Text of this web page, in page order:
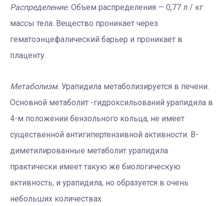
Распределение. Объем распределения — 0,77 л / кг
массы тела. Вещество проникает через
гематоэнцефалический барьер и проникает в
плаценту.
Метаболизм. Урапидила метаболизируется в печени.
Основной метаболит -гидроксильований урапидила в
4-м положении бензольного кольца, не имеет
существенной антигипертензивной активности. В-
диметилированные метаболит урапидила
практически имеет такую ​​же биологическую
активность, и урапидила, но образуется в очень
небольших количествах.